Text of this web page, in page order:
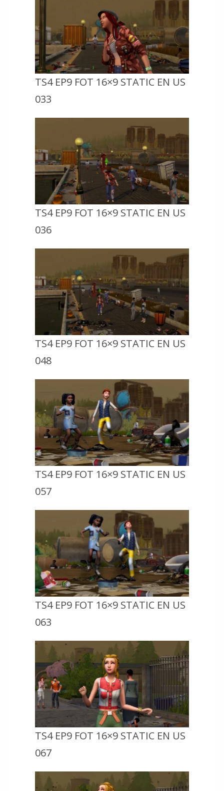
TS4 EP9 FOT 16×9 STATIC EN US
033
TS4 EP9 FOT 16×9 STATIC EN US
036
TS4 EP9 FOT 16×9 STATIC EN US
048
TS4 EP9 FOT 16×9 STATIC EN US
057
TS4 EP9 FOT 16×9 STATIC EN US
063
TS4 EP9 FOT 16×9 STATIC EN US
067